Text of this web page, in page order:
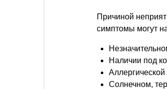
Причиной
симптомы могут
Наличии под
Аллергической
Солнечном,